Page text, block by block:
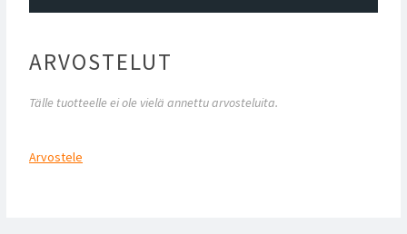
ARVOSTELUT
Tälle tuotteelle ei ole vielä annettu arvosteluita.
Arvostele